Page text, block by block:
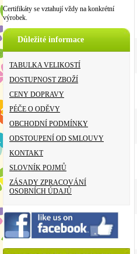
Certifikáty se vztahují vždy na konkrétní
výrobek.
Důležité informace
TABULKA VELIKOSTÍ
DOSTUPNOST ZBOŽÍ
CENY DOPRAVY
PÉČE O ODĚVY
OBCHODNÍ PODMÍNKY
ODSTOUPENÍ OD SMLOUVY
KONTAKT
SLOVNÍK POJMŮ
ZÁSADY ZPRACOVÁNÍ
OSOBNÍCH ÚDAJŮ